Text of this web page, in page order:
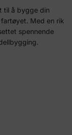
til å bygge din
Med en rik
spennende